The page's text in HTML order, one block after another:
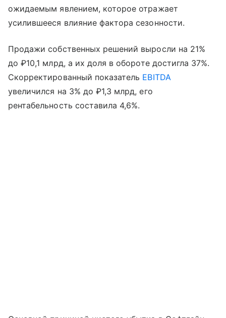
ожидаемым явлением, которое отражает
усилившееся влияние фактора сезонности.
Продажи собственных решений выросли на 21%
до ₽10,1 млрд, а их доля в обороте достигла 37%.
Скорректированный показатель EBITDA
увеличился на 3% до ₽1,3 млрд, его
рентабельность составила 4,6%.